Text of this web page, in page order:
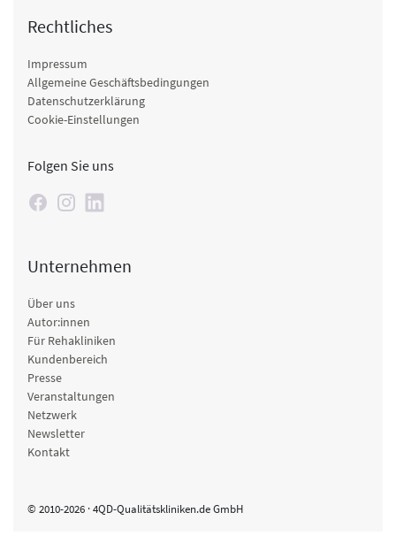
Rechtliches
Impressum
Allgemeine Geschäftsbedingungen
Datenschutzerklärung
Cookie-Einstellungen
Folgen Sie uns
Unternehmen
Über uns
Autor:innen
Für Rehakliniken
Kundenbereich
Presse
Veranstaltungen
Netzwerk
Newsletter
Kontakt
© 2010-2026 · 4QD-Qualitätskliniken.de GmbH